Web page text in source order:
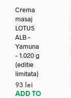
Crema
masaj
LOTUS
ALB –
Yamuna
– 1.020 g
(editie
limitata)
93
lei
ADD TO